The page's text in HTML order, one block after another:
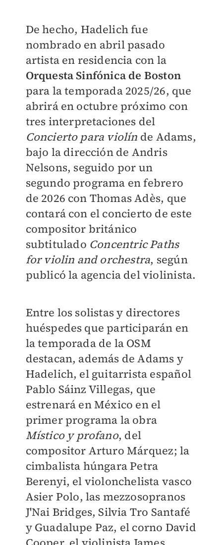
De hecho, Hadelich fue
nombrado en abril pasado
artista en residencia con la
Orquesta Sinfónica de Boston
para la temporada 2025/26, que
abrirá en octubre próximo con
tres interpretaciones del
Concierto para violín de Adams,
bajo la dirección de Andris
Nelsons, seguido por un
segundo programa en febrero
de 2026 con Thomas Adès, que
contará con el concierto de este
compositor británico
subtitulado Concentric Paths
for violin and orchestra, según
publicó la agencia del violinista.
Entre los solistas y directores
huéspedes que participarán en
la temporada de la OSM
destacan, además de Adams y
Hadelich, el guitarrista español
Pablo Sáinz Villegas, que
estrenará en México en el
primer programa la obra
Místico y profano, del
compositor Arturo Márquez; la
cimbalista húngara Petra
Berenyi, el violonchelista vasco
Asier Polo, las mezzosopranos
J'Nai Bridges, Silvia Tro Santafé
y Guadalupe Paz, el corno David